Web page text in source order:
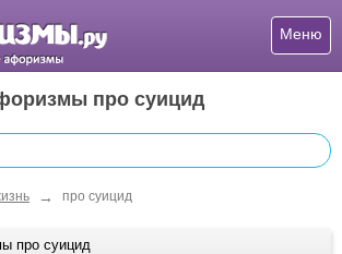
Меню
про суицид
→ про суицид
про суицид